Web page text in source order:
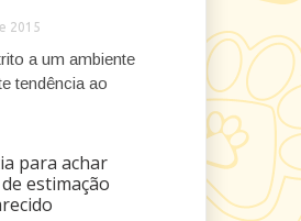
2015
a um ambiente
tendência ao
para achar
estimação